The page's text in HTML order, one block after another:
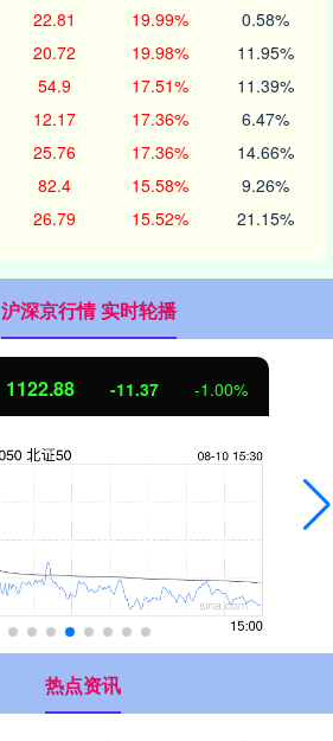
22.81 19.99% 0.58%
20.72 19.98% 11.95%
54.9 17.51% 11.39%
12.17 17.36% 6.47%
25.76 17.36% 14.66%
82.4 15.58% 9.26%
26.79 15.52% 21.15%
沪深京行情 实时轮播
1122.88 -11.37 -1.00%
热点资讯